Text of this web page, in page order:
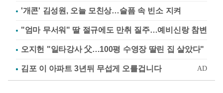
'개콘' 김성원, 오늘 모친상…슬픔 속 빈소 지켜
"엄마 무서워" 딸 절규에도 만취 질주…예비신랑 참변
오지헌 "일타강사 父…100평 수영장 딸린 집 살았다"